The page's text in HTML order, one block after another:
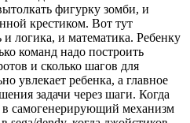
фигурку зомби, и
крестиком. Вот тут
и логика, и математика. Ребенку
команд надо построить
и сколько шагов для
увлекает ребенка, а главное
задачи через шаги. Когда
в самогенерирующий механизм